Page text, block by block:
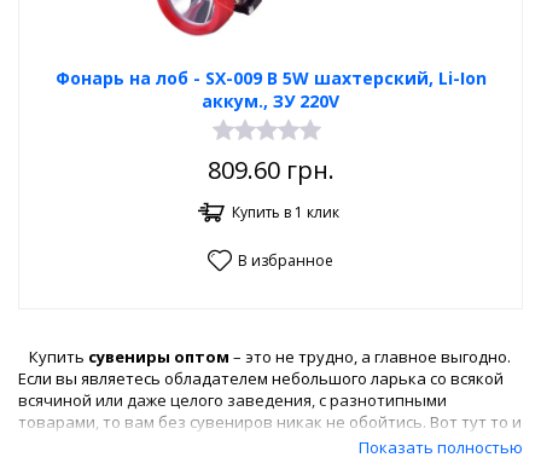
Фонарь на лоб - SX-009 В 5W шахтерский, Li-Ion
аккум., ЗУ 220V
809.60грн.
Купить в 1 клик
В избранное
Купить сувениры оптом – это не трудно, а главное выгодно.
Если вы являетесь обладателем небольшого ларька со всякой
всячиной или даже целого заведения, с разнотипными
товарами, то вам без сувениров никак не обойтись. Вот тут то и
появляемся мы, интернет-магазин «Альторис», который
Показать полностью